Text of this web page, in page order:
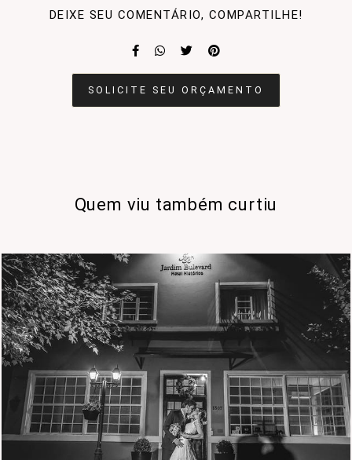
DEIXE SEU COMENTÁRIO, COMPARTILHE!
SOLICITE SEU ORÇAMENTO
Quem viu também curtiu
3313